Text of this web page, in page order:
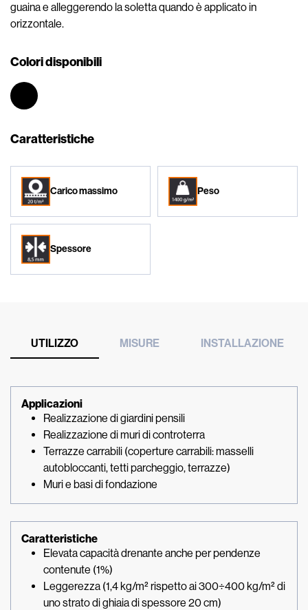
guaina e alleggerendo la soletta quando è applicato in
orizzontale.
Colori disponibili
Caratteristiche
Carico massimo Peso
Spessore
UTILIZZO MISURE INSTALLAZIONE
Applicazioni
Realizzazione di giardini pensili
Realizzazione di muri di controterra
Terrazze carrabili (coperture carrabili: masselli
autobloccanti, tetti parcheggio, terrazze)
Muri e basi di fondazione
Caratteristiche
Elevata capacità drenante anche per pendenze
contenute (1%)
Leggerezza (1,4 kg/m² rispetto ai 300÷400 kg/m² di
uno strato di ghiaia di spessore 20 cm)